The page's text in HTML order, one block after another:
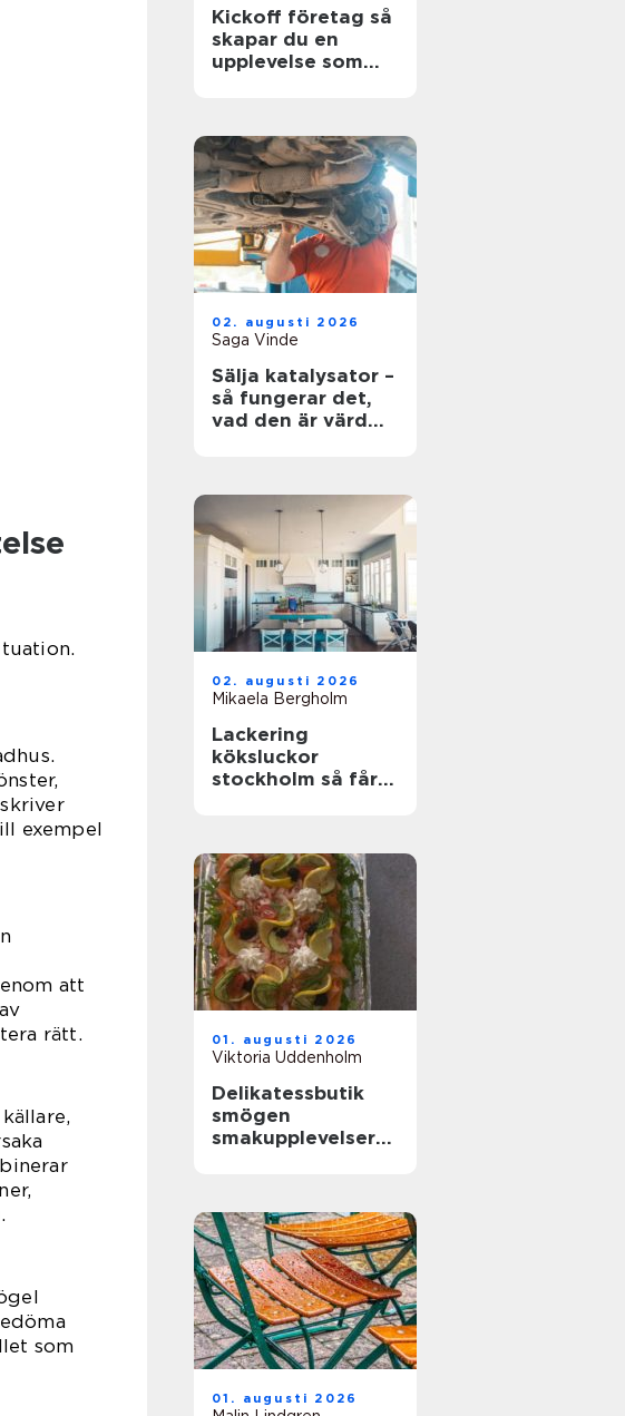
exempel
att
rätt.
som
Kickoff företag så
skapar du en
upplevelse som
02. augusti 2026
Saga Vinde
Sälja katalysator –
så fungerar det,
vad den är värd
02. augusti 2026
Mikaela Bergholm
Lackering
köksluckor
stockholm så får
01. augusti 2026
Viktoria Uddenholm
Delikatessbutik
smögen
smakupplevelser
01. augusti 2026